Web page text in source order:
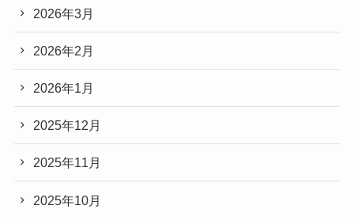
2026年3月
2026年2月
2026年1月
2025年12月
2025年11月
2025年10月